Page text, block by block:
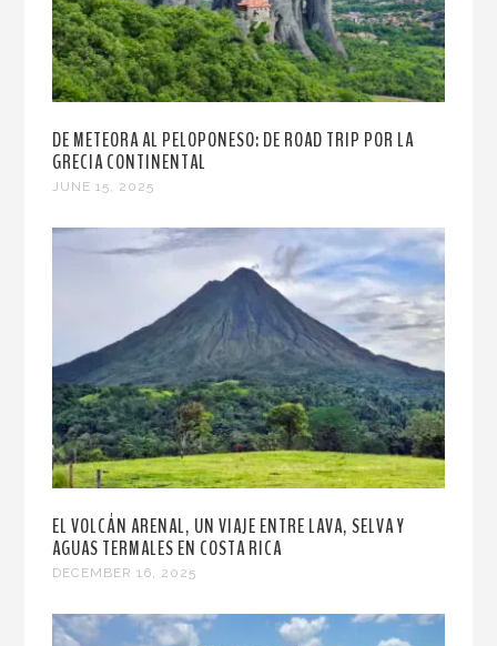
DE METEORA AL PELOPONESO: DE ROAD TRIP POR LA
GRECIA CONTINENTAL
JUNE 15, 2025
EL VOLCÁN ARENAL, UN VIAJE ENTRE LAVA, SELVA Y
AGUAS TERMALES EN COSTA RICA
DECEMBER 16, 2025